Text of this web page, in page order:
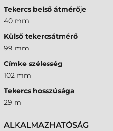
Tekercs belső átmérője
40 mm
Külső tekercsátmérő
99 mm
Címke szélesség
102 mm
Tekercs hosszúsága
29 m
ALKALMAZHATÓSÁG